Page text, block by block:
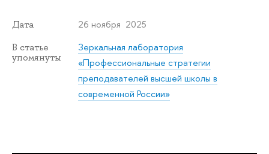
Дата 26 ноября 2025
В статье
упомянуты
Зеркальная лаборатория
«Профессиональные стратегии
преподавателей высшей школы в
современной России»